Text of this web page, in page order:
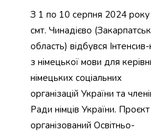
З 1 по 10 серпня 2024
смт. Чинадієво
область) відбувся
з німецької мови для
німецьких соціальних
організацій України та
Ради німців України.
організований Освітньо-